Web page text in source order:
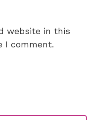
website in this
I comment.